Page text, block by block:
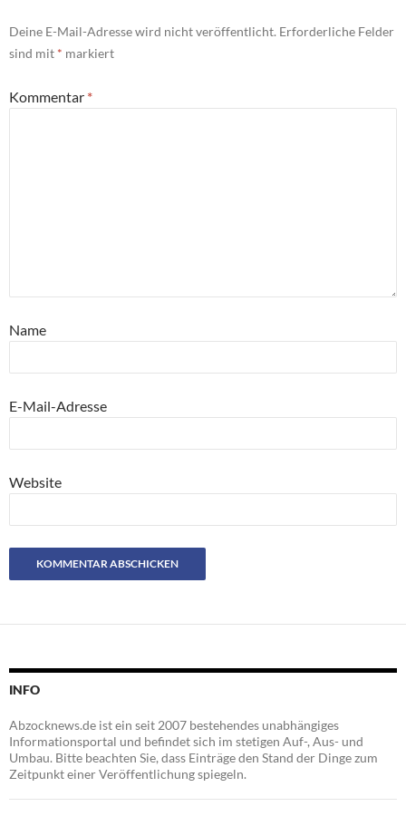
Deine E-Mail-Adresse wird nicht veröffentlicht. Erforderliche Felder
sind mit * markiert
Kommentar *
Name
E-Mail-Adresse
Website
INFO
Abzocknews.de ist ein seit 2007 bestehendes unabhängiges
Informationsportal und befindet sich im stetigen Auf-, Aus- und
Umbau. Bitte beachten Sie, dass Einträge den Stand der Dinge zum
Zeitpunkt einer Veröffentlichung spiegeln.